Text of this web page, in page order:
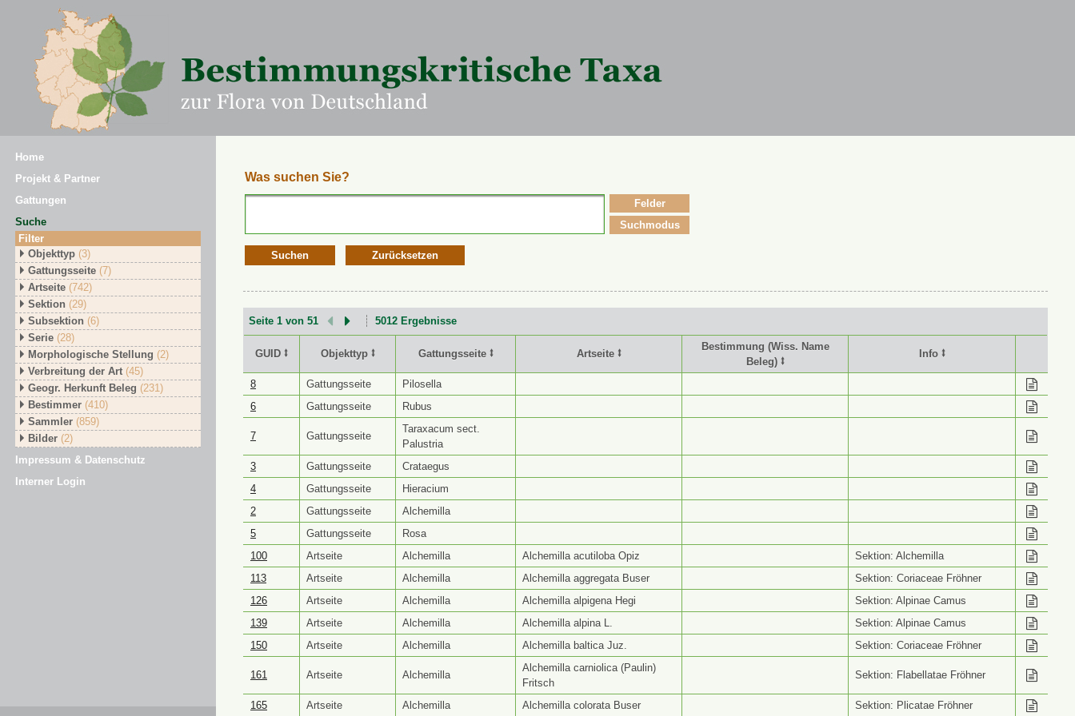
Home
Projekt & Partner
Gattungen
Suche
Filter
Objekttyp (3)
Gattungsseite (7)
Artseite (742)
Sektion (29)
Subsektion (6)
Serie (28)
Morphologische Stellung (2)
Verbreitung der Art (45)
Geogr. Herkunft Beleg (231)
Bestimmer (410)
Sammler (859)
Bilder (2)
Impressum & Datenschutz
Interner Login
Was suchen Sie?
Suchen Zurücksetzen
Felder
Suchmodus
Seite 1 von 51 5012 Ergebnisse
GUID ⭥ Objekttyp ⭥ Gattungsseite ⭥ Artseite ⭥
Bestimmung (Wiss. Name
Beleg) ⭥
Info ⭥
GUID ⭥ Objekttyp ⭥ Gattungsseite ⭥
Beleg) ⭥
8 Gattungsseite
Pilosella
6
Gattungsseite Rubus
7 Gattungsseite
Taraxacum sect.
Palustria
3
Gattungsseite
Crataegus
4
Gattungsseite
Hieracium
2
Gattungsseite
Alchemilla
5
Gattungsseite
Rosa
100
Artseite Alchemilla Alchemilla acutiloba Opiz
Sektion: Alchemilla
113
Artseite Alchemilla Alchemilla aggregata Buser
Sektion: Coriaceae Fröhner
126
Artseite Alchemilla Alchemilla alpigena Hegi
Sektion: Alpinae Camus
139
Artseite Alchemilla Alchemilla alpina L.
Sektion: Alpinae Camus
150
Artseite Alchemilla Alchemilla baltica Juz. Sektion: Coriaceae Fröhner
161 Artseite Alchemilla
Alchemilla carniolica (Paulin)
Fritsch
Sektion: Flabellatae Fröhner
165 Artseite Alchemilla Alchemilla colorata Buser Sektion: Plicatae Fröhner